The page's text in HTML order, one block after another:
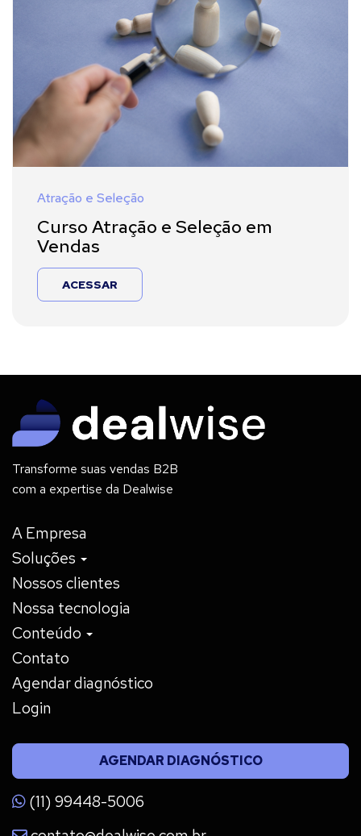
Atração e Seleção
Curso Atração e Seleção em
Vendas
ACESSAR
Transforme suas vendas B2B
com a expertise da Dealwise
A Empresa
Soluções
Nossos clientes
Nossa tecnologia
Conteúdo
Contato
Agendar diagnóstico
Login
AGENDAR DIAGNÓSTICO
(11) 99448-5006